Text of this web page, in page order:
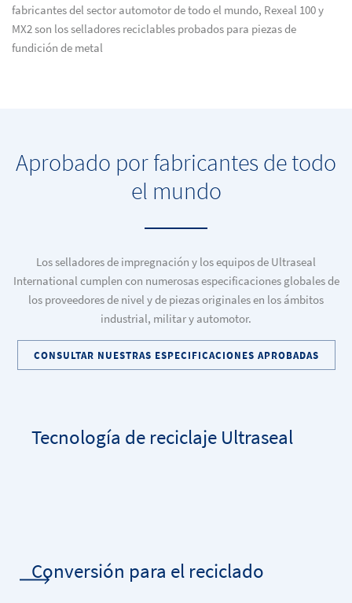
fabricantes del sector automotor de todo el mundo, Rexeal 100 y
MX2 son los selladores reciclables probados para piezas de
fundición de metal
Aprobado por fabricantes de todo
el mundo
Los selladores de impregnación y los equipos de Ultraseal
International cumplen con numerosas especificaciones globales de
los proveedores de nivel y de piezas originales en los ámbitos
industrial, militar y automotor.
CONSULTAR NUESTRAS ESPECIFICACIONES APROBADAS
Tecnología de reciclaje Ultraseal
Conversión para el reciclado